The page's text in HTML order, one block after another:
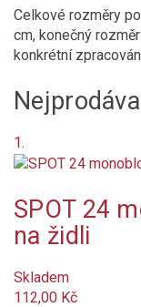
Není skladem
Nové produkty
Značka
Výška polstru (cm)
cm
cm
Tloušťka polstru (cm)
Vzor
Celkové rozměry
cm, konečný
konkrétní
1.
SPOT 24
na židli
Skladem
112,00 Kč